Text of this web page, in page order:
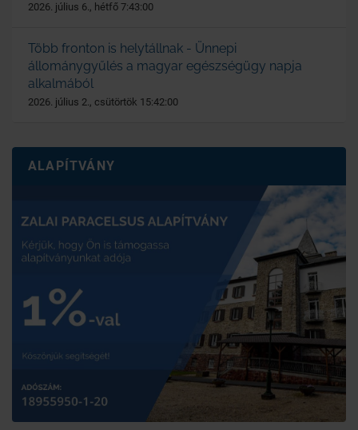
2026. július 6., hétfő 7:43:00
Több fronton is helytállnak - Ünnepi
állománygyűlés a magyar egészségügy napja
alkalmából
2026. július 2., csütörtök 15:42:00
ALAPÍTVÁNY